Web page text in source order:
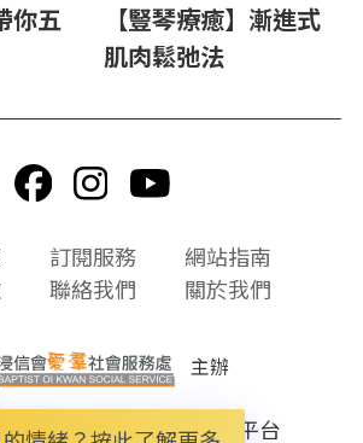
你五
【豎琴療癒】漸進式
肌肉鬆弛法
訂閱服務
網站指南
聯絡我們 關於我們
主辦
線上精神健康自助平台